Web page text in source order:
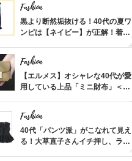
Fashion
黒より断然垢抜ける！40代の夏ワ
ンピは【ネイビー】が正解！着回
Fashion
【エルメス】オシャレな40代が愛
用している上品「ミニ財布」＜ス
Fashion
40代「パンツ派」がこなれて見え
る！大草直子さんイチ押し、ラク